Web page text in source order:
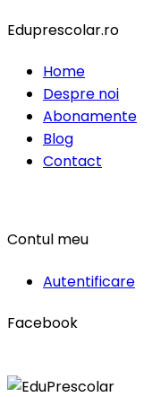
Eduprescolar.ro
Home
Despre noi
Abonamente
Blog
Contact
Contul meu
Autentificare
Facebook